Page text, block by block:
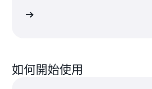
如何開始使用